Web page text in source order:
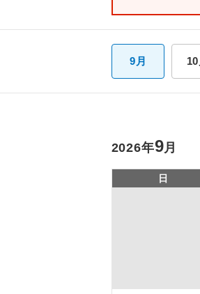
9月 10
2026年9月
日